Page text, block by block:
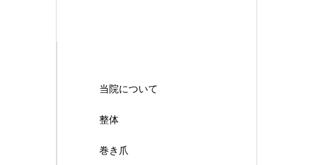
当院について
整体
巻き爪